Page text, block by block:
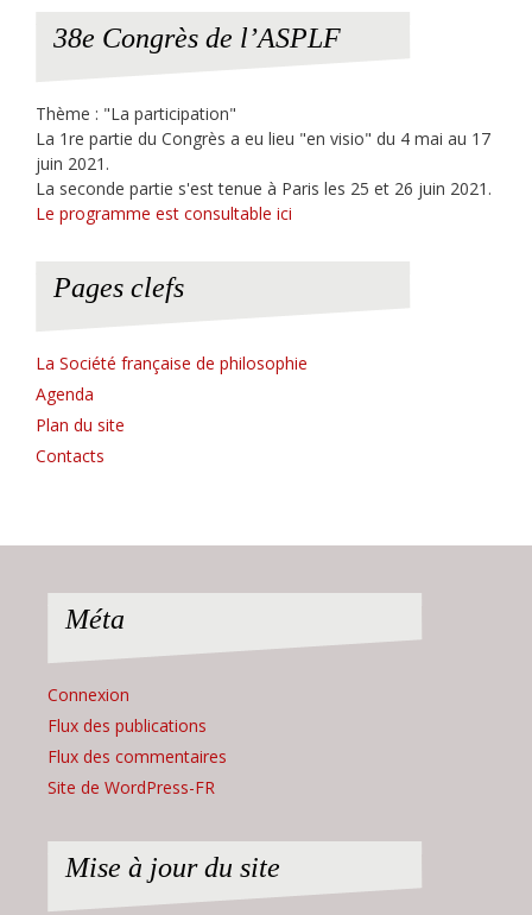
38e Congrès de l’ASPLF
Thème : "La participation"
La 1re partie du Congrès a eu lieu "en visio" du 4 mai au 17
juin 2021.
La seconde partie s'est tenue à Paris les 25 et 26 juin 2021.
Le programme est consultable ici
Pages clefs
La Société française de philosophie
Agenda
Plan du site
Contacts
Méta
Connexion
Flux des publications
Flux des commentaires
Site de WordPress-FR
Mise à jour du site